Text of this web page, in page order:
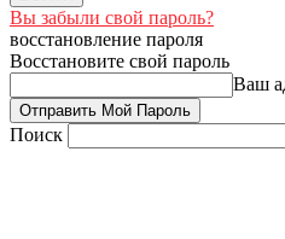
Вы забыли свой пароль?
восстановление пароля
Восстановите свой пароль
Ваш
Поиск